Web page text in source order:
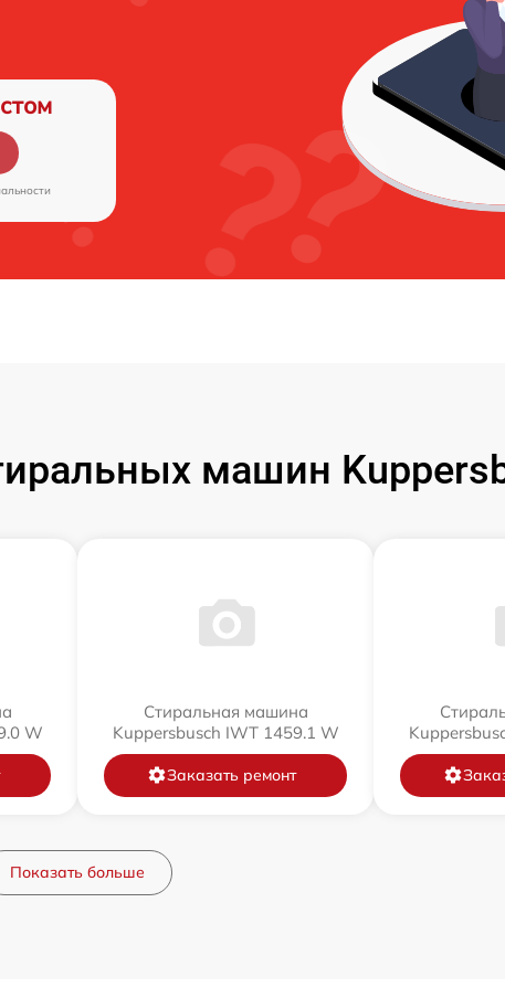
машин
W
Стиральная машина
Kuppersbusch IWT 1459.1 W
Заказать ремонт
Показать больше